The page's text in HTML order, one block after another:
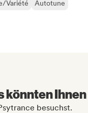
Variété Autotune
Ihnen
besuchst.